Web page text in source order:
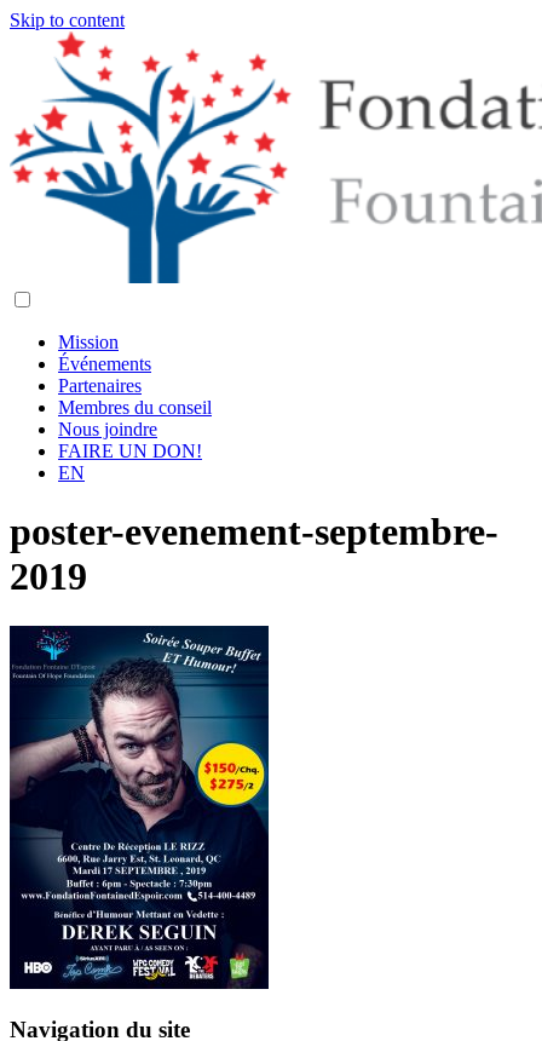
Skip to content
Mission
Événements
Partenaires
Membres du conseil
Nous joindre
FAIRE UN DON!
EN
poster-evenement-septembre-
2019
Navigation du site